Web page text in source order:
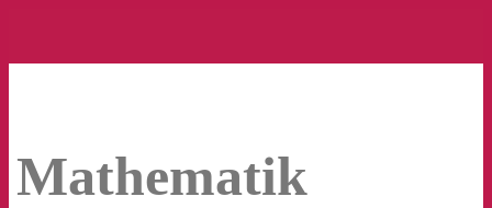
Mathematik